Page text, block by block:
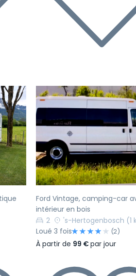
Suivant Précédent
Ford Vintage, camping-car
intérieur en bois
2
's-Hertogenbosch (1
Loué 3 fois
(2)
À partir de 99 €par jour